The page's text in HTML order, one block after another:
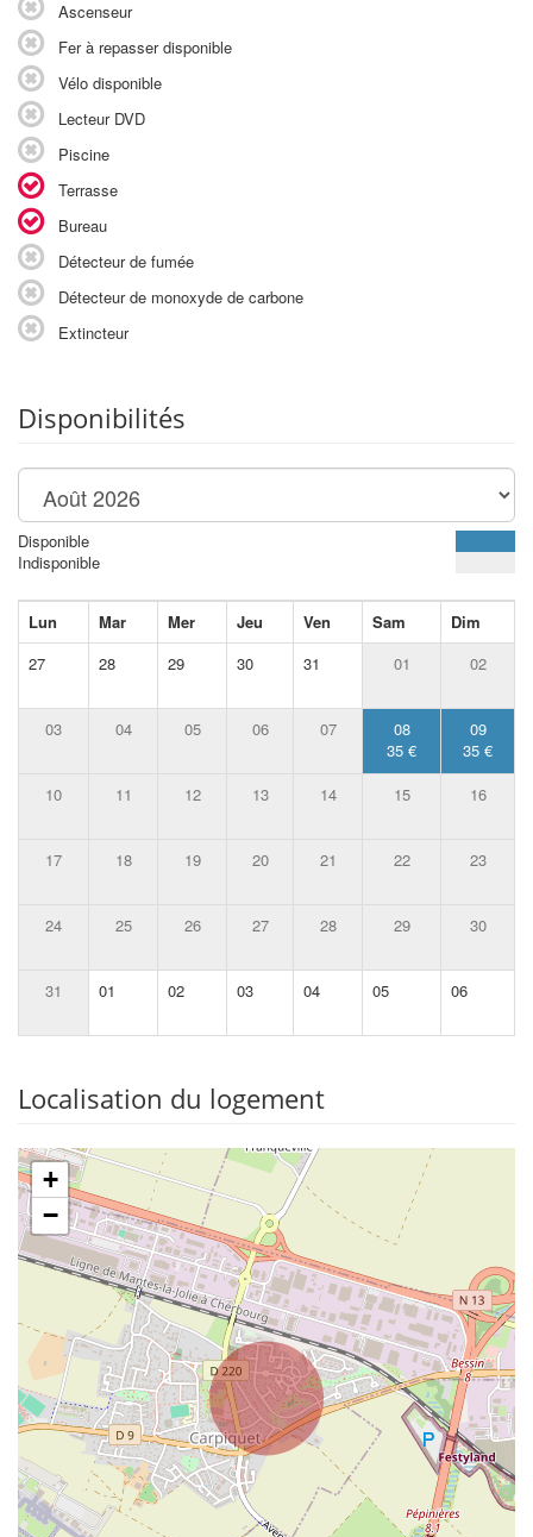
Ascenseur
Fer à repasser disponible
Vélo disponible
Lecteur DVD
Piscine
Terrasse
Bureau
Détecteur de fumée
Détecteur de monoxyde de carbone
Extincteur
Disponibilités
Disponible
Indisponible
Lun Mar Mer Jeu Ven Sam
Dim
27
28 29 30 31 01 02
03 04 05 06 07
08
35 €
09
35 €
10
11 12 13 14 15 16
17 18 19 20 21 22 23
24 25 26 27 28 29 30
31 01 02 03 04 05 06
Localisation du logement
+
−